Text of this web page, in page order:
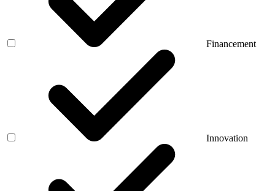
Financement
Innovation